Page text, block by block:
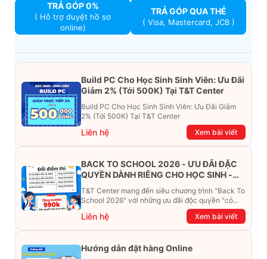
TRẢ GÓP 0%
( Hỗ trợ duyệt hồ sơ
online)
TRẢ GÓP QUA THẺ
( Visa, Mastercard, JCB )
Build PC Cho Học Sinh Sinh Viên: Ưu Đãi
Giảm 2% (Tới 500K) Tại T&T Center
Build PC Cho Học Sinh Sinh Viên: Ưu Đãi Giảm
2% (Tới 500K) Tại T&T Center
Liên hệ Xem bài viết
BACK TO SCHOOL 2026 - ƯU ĐÃI ĐẶC
QUYỀN DÀNH RIÊNG CHO HỌC SINH -
T&T Center mang đến siêu chương trình "Back To
School 2026" với những ưu đãi độc quyền "có
một không hai". Đừng để chiếc ví phải "ét-ô-ét",
cùng khám phá ngay ưu đãi siêu khủng dưới đây
nhé!
Liên hệ Xem bài viết
Hướng dẫn đặt hàng Online